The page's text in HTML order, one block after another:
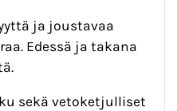
ja joustavaa
Edessä ja takana
sekä vetoketjulliset